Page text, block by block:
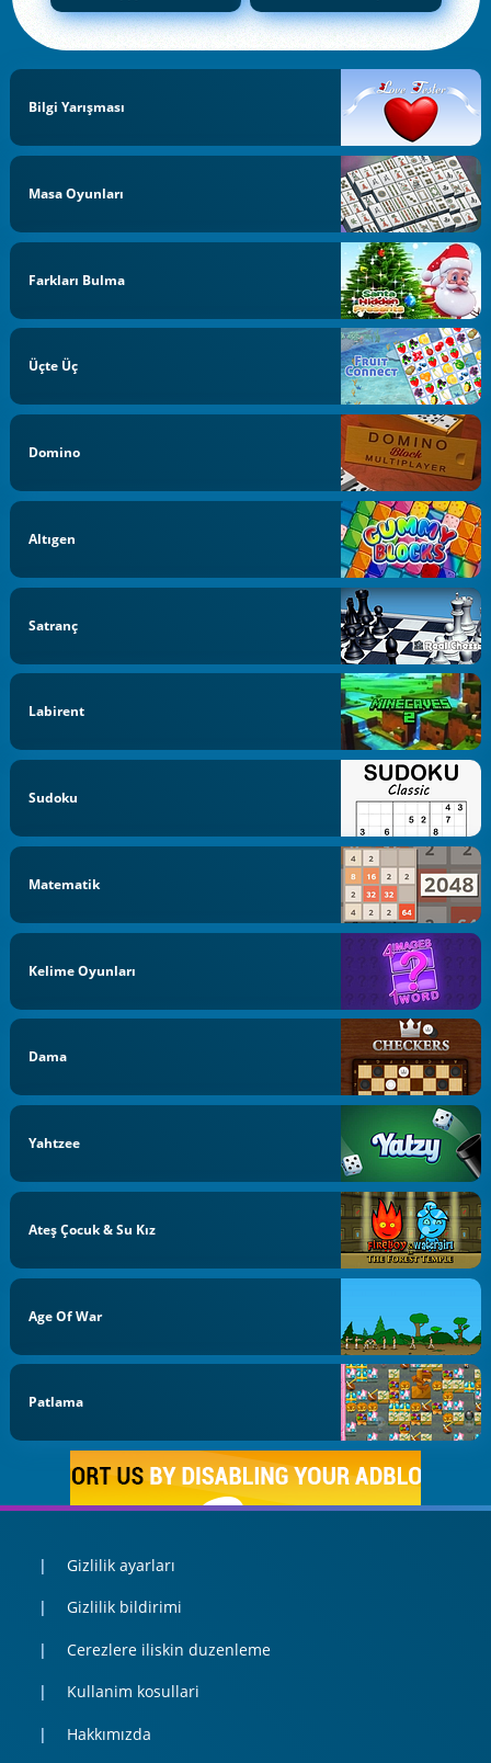
Bilgi Yarışması
Masa Oyunları
Farkları Bulma
Üçte Üç
Domino
Altıgen
Satranç
Labirent
Sudoku
Matematik
Kelime Oyunları
Dama
Yahtzee
Ateş Çocuk & Su Kız
Age Of War
Patlama
Gizlilik ayarları
Gizlilik bildirimi
Cerezlere iliskin duzenleme
Kullanim kosullari
Hakkımızda